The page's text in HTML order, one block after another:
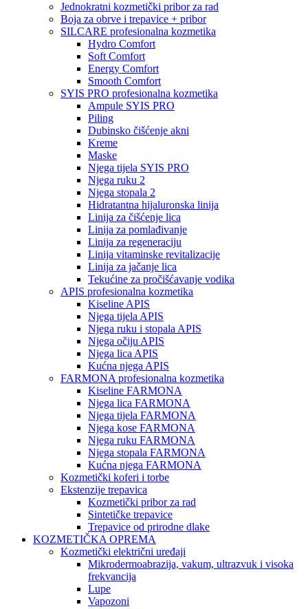
Jednokratni kozmetički pribor za rad
Boja za obrve i trepavice + pribor
SILCARE profesionalna kozmetika
Hydro Comfort
Soft Comfort
Energy Comfort
Smooth Comfort
SYIS PRO profesionalna kozmetika
Ampule SYIS PRO
Piling
Dubinsko čišćenje akni
Kreme
Maske
Njega tijela SYIS PRO
Njega ruku 2
Njega stopala 2
Hidratantna hijaluronska linija
Linija za čišćenje lica
Linija za pomlađivanje
Linija za regeneraciju
Linija vitaminske revitalizacije
Linija za jačanje lica
Tekućine za pročišćavanje vodika
APIS profesionalna kozmetika
Kiseline APIS
Njega tijela APIS
Njega ruku i stopala APIS
Njega očiju APIS
Njega lica APIS
Kućna njega APIS
FARMONA profesionalna kozmetika
Kiseline FARMONA
Njega lica FARMONA
Njega tijela FARMONA
Njega kose FARMONA
Njega ruku FARMONA
Njega stopala FARMONA
Kućna njega FARMONA
Kozmetički koferi i torbe
Ekstenzije trepavica
Kozmetički pribor za rad
Sintetičke trepavice
Trepavice od prirodne dlake
KOZMETIČKA OPREMA
Kozmetički električni uređaji
Mikrodermoabrazija, vakum, ultrazvuk i visoka
frekvancija
Lupe
Vapozoni